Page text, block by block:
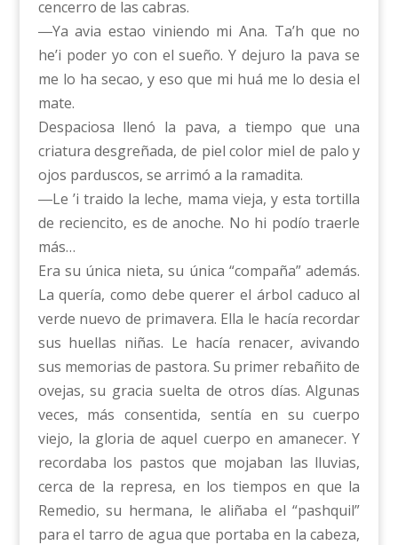
cencerro de las cabras.
―Ya avia estao viniendo mi Ana. Ta’h que no
he’i poder yo con el sueño. Y dejuro la pava se
me lo ha secao, y eso que mi huá me lo desia el
mate.
Despaciosa llenó la pava, a tiempo que una
criatura desgreñada, de piel color miel de palo y
ojos parduscos, se arrimó a la ramadita.
―Le ’i traido la leche, mama vieja, y esta tortilla
de reciencito, es de anoche. No hi podío traerle
más…
Era su única nieta, su única “compaña” además.
La quería, como debe querer el árbol caduco al
verde nuevo de primavera. Ella le hacía recordar
sus huellas niñas. Le hacía renacer, avivando
sus memorias de pastora. Su primer rebañito de
ovejas, su gracia suelta de otros días. Algunas
veces, más consentida, sentía en su cuerpo
viejo, la gloria de aquel cuerpo en amanecer. Y
recordaba los pastos que mojaban las lluvias,
cerca de la represa, en los tiempos en que la
Remedio, su hermana, le aliñaba el “pashquil”
para el tarro de agua que portaba en la cabeza,